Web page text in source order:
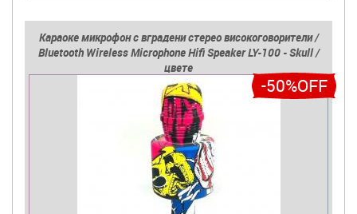
Караоке микрофон с вградени стерео високоговорители /
Bluetooth Wireless Microphone Hifi Speaker LY-100 - Skull /
цвете
-50%OFF